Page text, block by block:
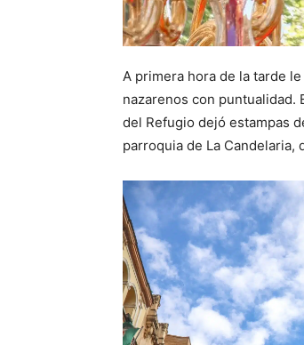
A primera hora de la tarde
nazarenos con puntualidad.
del Refugio dejó estampas
parroquia de La